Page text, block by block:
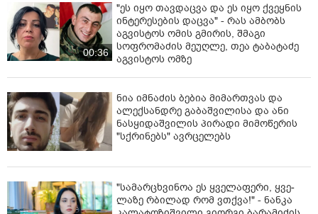
00:36
"ეს იყო თავდაცვა და ეს იყო ქვეყნის
ინტერესების დაცვა" - რას ამბობს
აგვისტოს ომის გმირის, შმაგი
სოფრომაძის მეუღლე, თეა ტაბატაძე
აგვისტოს ომზე
ნია იმნაძის ბებია მიმართვას და
ალექსანდრე გაბაშვილისა და ანი
ნასყიდაშვილის პირადი მიმოწერის
"სქრინებს" ავრცელებს
"სა­მარ­ცხვი­ნოა ეს ყვე­ლა­ფე­რი, ყვე­
ლა­ზე რბი­ლად რომ ვთქვა!" - ნანკა